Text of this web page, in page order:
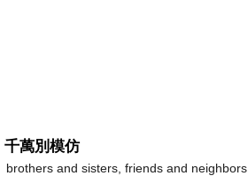
千萬別模仿
brothers and sisters, friends and neighbors